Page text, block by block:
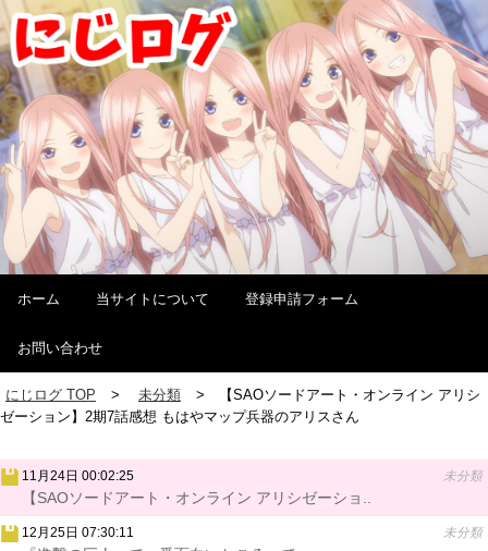
ホーム 当サイトについて 登録申請フォーム
お問い合わせ
にじログ TOP 未分類
【SAOソードアート・オンライン アリシ
ゼーション】2期7話感想 もはやマップ兵器のアリスさん
11月24日 00:02:25 未分類
【SAOソードアート・オンライン アリシゼーショ..
12月25日 07:30:11 未分類